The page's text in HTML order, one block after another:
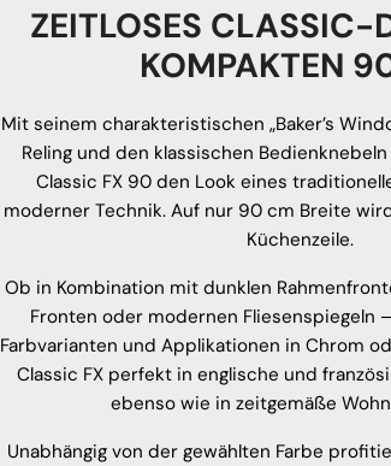
ZEITLOSES CLASSIC-
KOMPAKTEN
Mit seinem charakteristischen „Baker’s
Reling und den klassischen
Classic FX 90 den Look eines
moderner Technik. Auf nur 90 cm Breite
Küchenzeile.
Ob in Kombination mit dunklen
Fronten oder modernen Fliesenspiegeln
Farbvarianten und Applikationen in Chrom
Classic FX perfekt in englische und
ebenso wie in zeitgemäße
Unabhängig von der gewählten Farbe